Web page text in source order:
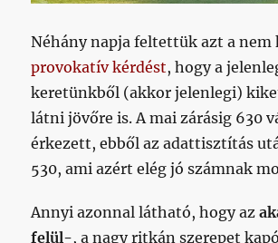
Néhány napja feltettük azt a nem
provokatív kérdést, hogy a
keretünkből (akkor jelenlegi)
látni jövőre is. A mai zárásig 630
érkezett, ebből az adattisztítás
530, ami azért elég jó számnak
Annyi azonnal látható, hogy az
felül-, a nagy ritkán szerepet